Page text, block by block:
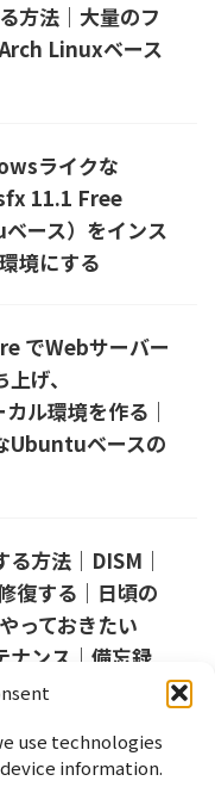
use technologies
information.
方法｜大量のフ
Linuxベース
ライクな
11.1 Free
ース）をインス
境にする
でWebサーバー
げ、
ル環境を作る｜
Ubuntuベースの
方法｜DISM｜
復する｜日頃の
っておきたい
ンス｜備忘録
ーを使えるよう
ベースのLinux